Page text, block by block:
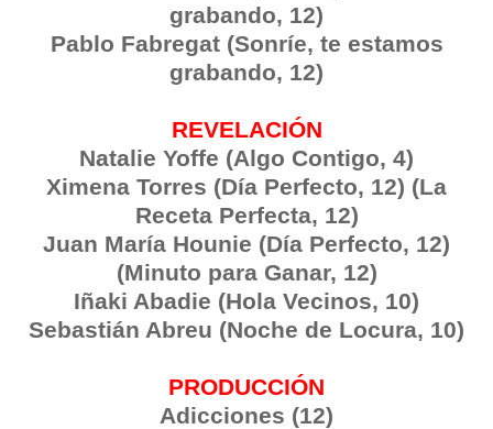
grabando, 12)
Pablo Fabregat (Sonríe, te estamos
grabando, 12)
REVELACIÓN
Natalie Yoffe (Algo Contigo, 4)
Ximena Torres (Día Perfecto, 12) (La
Receta Perfecta, 12)
Juan María Hounie (Día Perfecto, 12)
(Minuto para Ganar, 12)
Iñaki Abadie (Hola Vecinos, 10)
Sebastián Abreu (Noche de Locura, 10)
PRODUCCIÓN
Adicciones (12)